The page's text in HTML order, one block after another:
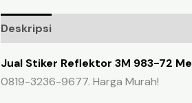
Deskripsi
Jual Stiker Reflektor 3M 983-72
0819-3236-9677. Harga Murah!